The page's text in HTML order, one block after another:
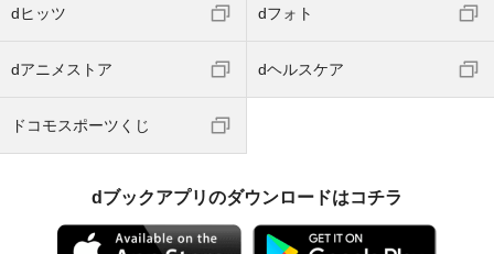
dヒッツ dフォト
dアニメストア dヘルスケア
ドコモスポーツくじ
dブックアプリのダウンロードはコチラ